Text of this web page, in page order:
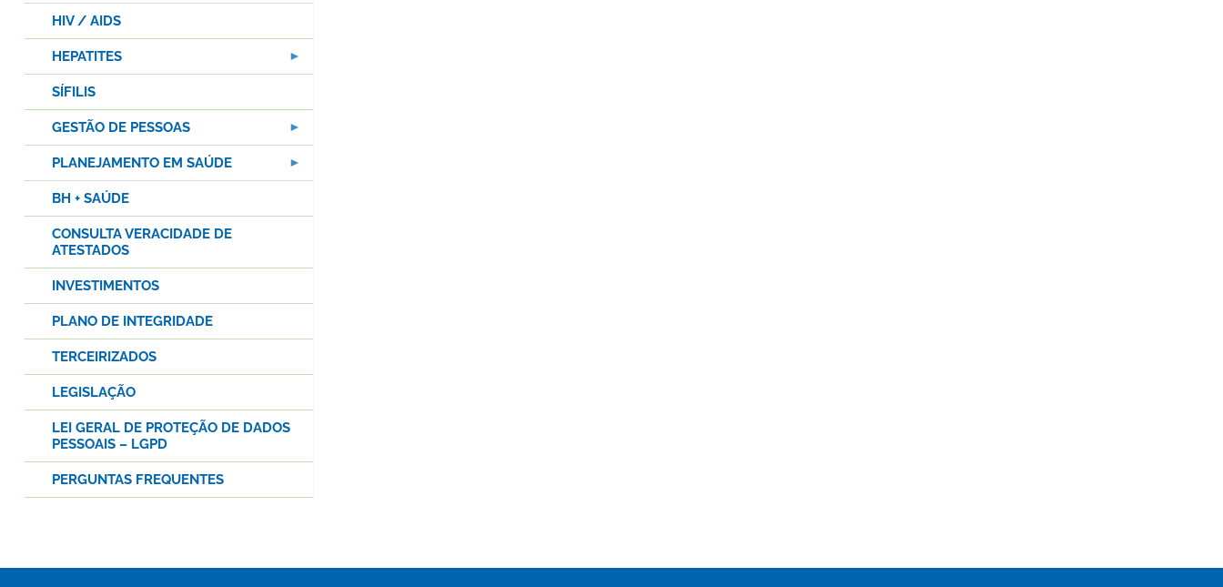
HIV / AIDS
HEPATITES
SÍFILIS
GESTÃO DE PESSOAS
PLANEJAMENTO EM SAÚDE
BH + SAÚDE
CONSULTA VERACIDADE DE
ATESTADOS
INVESTIMENTOS
PLANO DE INTEGRIDADE
TERCEIRIZADOS
LEGISLAÇÃO
LEI GERAL DE PROTEÇÃO DE DADOS
PESSOAIS – LGPD
PERGUNTAS FREQUENTES